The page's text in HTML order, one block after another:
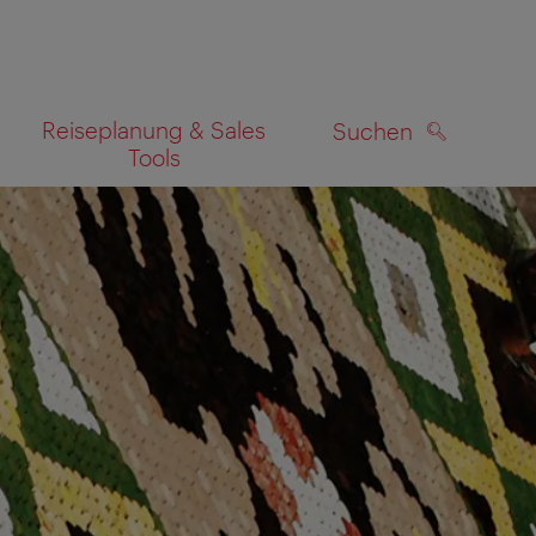
Reiseplanung & Sales
Tools
Suchen
SUCHEN